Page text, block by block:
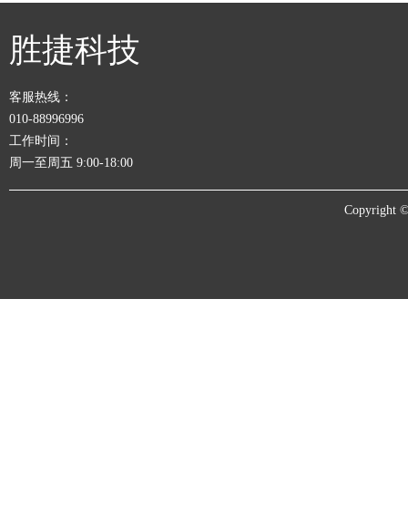
胜捷科技
客服热线：
010-88996996
工作时间：
周一至周五 9:00-18:00
Copyright